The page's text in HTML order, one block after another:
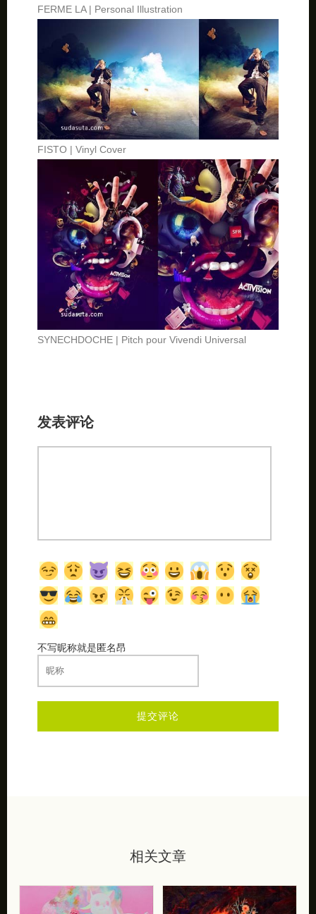
FERME LA | Personal Illustration
FISTO | Vinyl Cover
SYNECHDOCHE | Pitch pour Vivendi Universal
发表评论
不写昵称就是匿名昂
相关文章